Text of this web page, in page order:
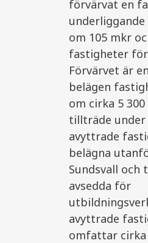
förvärvat en
om 105 mkr
fastigheter för
Förvärvet är
belägen
om cirka 5
tillträde under
avyttrade
belägna
Sundsvall och
avsedda för
avyttrade
omfattar cirka